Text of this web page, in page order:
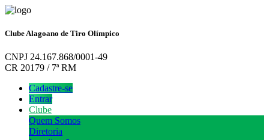
Clube Alagoano de Tiro Olímpico
CNPJ 24.167.868/0001-49
CR 20179 / 7ª RM
Cadastre-se
Entrar
Clube
Quem Somos
Diretoria